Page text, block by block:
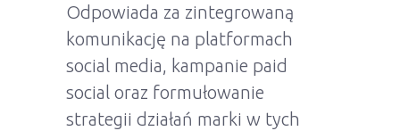
Odpowiada za zintegrowaną
komunikację na platformach
social media, kampanie paid
social oraz formułowanie
strategii działań marki w tych